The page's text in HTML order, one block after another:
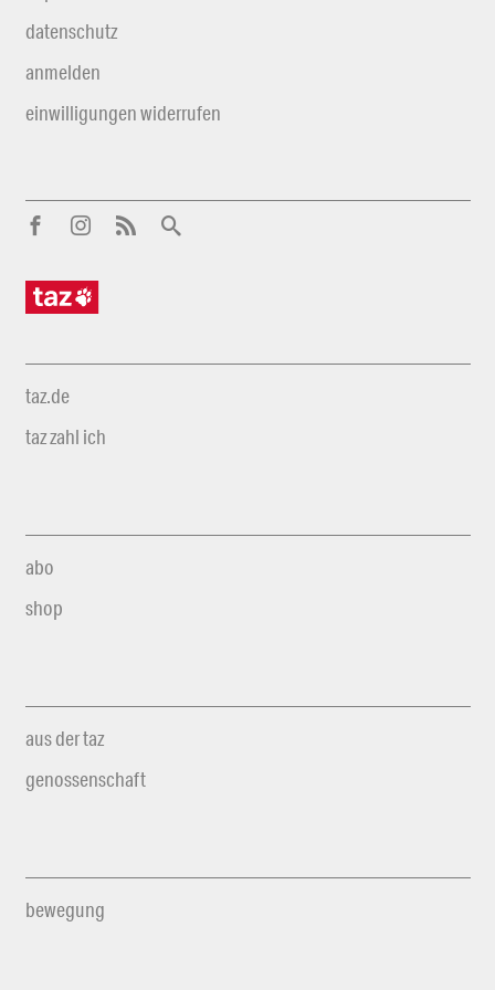
datenschutz
anmelden
einwilligungen widerrufen
taz.de
taz zahl ich
abo
shop
aus der taz
genossenschaft
bewegung